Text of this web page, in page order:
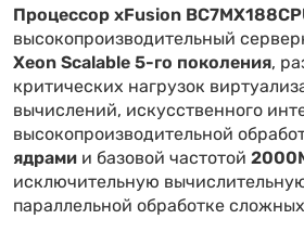
Процессор xFusion
высокопроизводительный
Xeon Scalable 5-го поколения,
критических нагрузок
вычислений, искусственного
высокопроизводительной
ядрами и базовой частотой
исключительную
параллельной обработке